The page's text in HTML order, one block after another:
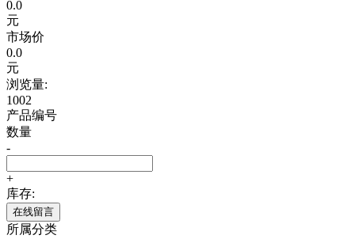
0.0
元
市场价
0.0
元
浏览量:
1002
产品编号
数量
-
+
库存:
在线留言
所属分类